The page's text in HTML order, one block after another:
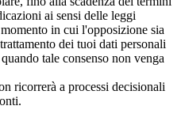
ai sensi delle leggi
in cui l'opposizione sia
dei tuoi dati personali
tale consenso non venga
ricorrerà a processi decisionali